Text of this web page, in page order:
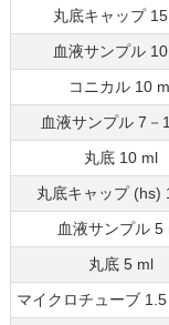
丸底キャップ
血液サンプル
コニカル 10
血液サンプル 7－
丸底 10 ml
丸底キャップ (hs)
血液サンプル 5
丸底 5 ml
マイクロチューブ